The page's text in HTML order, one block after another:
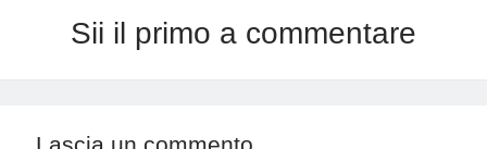
Sii il primo a commentare